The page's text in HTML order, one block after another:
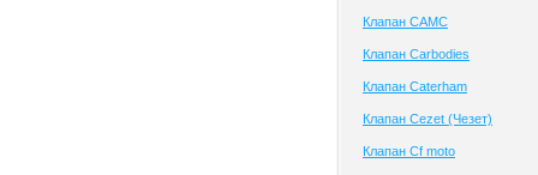
Клапан CAMC
Клапан Carbodies
Клапан Caterham
Клапан Cezet (Чезет)
Клапан Cf moto